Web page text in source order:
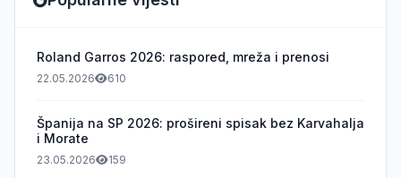
Roland Garros 2026: raspored, mreža i prenosi
22.05.2026 610
Španija na SP 2026: prošireni spisak bez Karvahalja
i Morate
23.05.2026 159